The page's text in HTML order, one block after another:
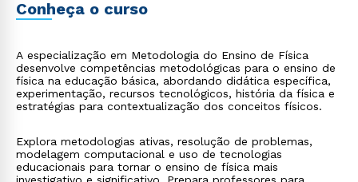
Conheça o curso
A especialização em Metodologia do Ensino de Física
desenvolve competências metodológicas para o ensino de
física na educação básica, abordando didática específica,
experimentação, recursos tecnológicos, história da física e
estratégias para contextualização dos conceitos físicos.
Explora metodologias ativas, resolução de problemas,
modelagem computacional e uso de tecnologias
educacionais para tornar o ensino de física mais